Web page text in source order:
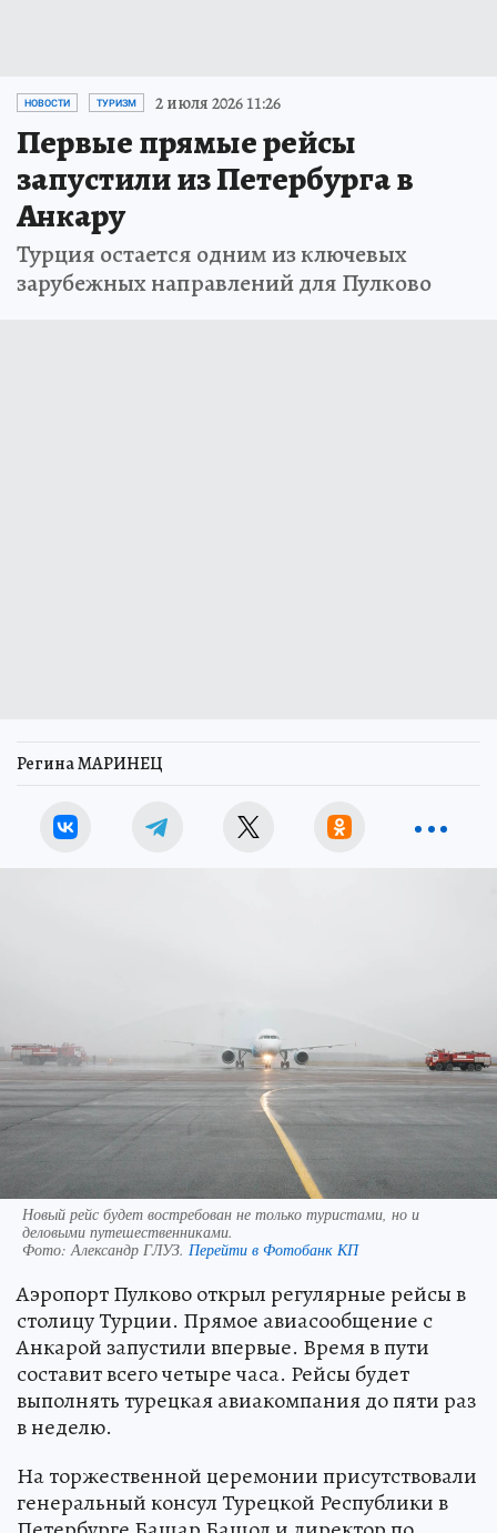
НОВОСТИ ТУРИЗМ 2 июля 2026 11:26
Первые прямые рейсы
запустили из Петербурга в
Анкару
Турция остается одним из ключевых
зарубежных направлений для Пулково
Регина МАРИНЕЦ
Новый рейс будет востребован не только туристами, но и
деловыми путешественниками.
Фото: Александр ГЛУЗ. Перейти в Фотобанк КП
Аэропорт Пулково открыл регулярные рейсы в
столицу Турции. Прямое авиасообщение с
Анкарой запустили впервые. Время в пути
составит всего четыре часа. Рейсы будет
выполнять турецкая авиакомпания до пяти раз
в неделю.
На торжественной церемонии присутствовали
генеральный консул Турецкой Республики в